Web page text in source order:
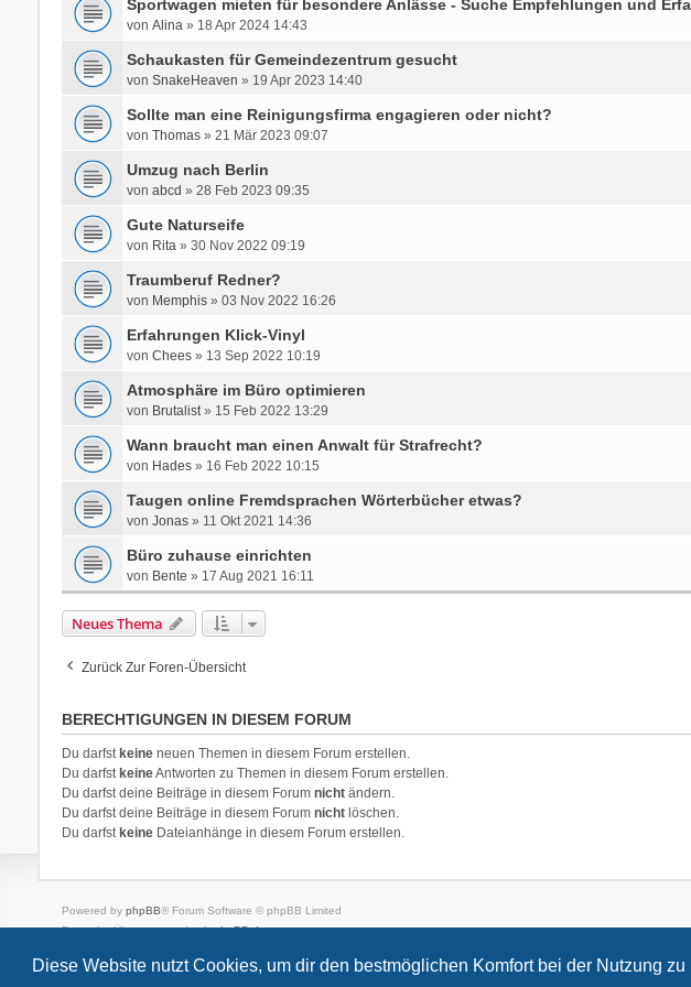
Diese Website nutzt Cookies, um dir den bestmöglichen Komfort bei der Nutzung zu
Sportwagen mieten für besondere Anlässe - Suche Empfehlungen und
von Alina» 18 Apr 2024 14:43
Schaukasten für Gemeindezentrum gesucht
von SnakeHeaven » 19 Apr 2023 14:40
Sollte man eine Reinigungsfirma engagieren oder nicht?
von Thomas» 21 Mär 2023 09:07
Umzug nach Berlin
von abcd » 28 Feb 2023 09:35
Gute Naturseife
von Rita» 30 Nov 2022 09:19
Traumberuf Redner?
von Memphis» 03 Nov 2022 16:26
Erfahrungen Klick-Vinyl
von Chees» 13 Sep 2022 10:19
Atmosphäre im Büro optimieren
von Brutalist» 15 Feb 2022 13:29
Wann braucht man einen Anwalt für Strafrecht?
von Hades» 16 Feb 2022 10:15
Taugen online Fremdsprachen Wörterbücher etwas?
von Jonas» 11 Okt 2021 14:36
Büro zuhause einrichten
von Bente » 17 Aug 2021 16:11
Neues Thema
Zurück Zur Foren-Übersicht
BERECHTIGUNGEN IN DIESEM FORUM
Du darfst keineneuen Themen in diesem Forum erstellen.
Du darfst keineAntworten zu Themen in diesem Forum erstellen.
Du darfst deine Beiträge in diesem Forum nichtändern.
Du darfst deine Beiträge in diesem Forum nichtlöschen.
Du darfst keineDateianhänge in diesem Forum erstellen.
Powered by phpBB® Forum Software © phpBB Limited
Deutsche Übersetzung durchphpBB.de
Datenschutz Nutzungsbedingungen